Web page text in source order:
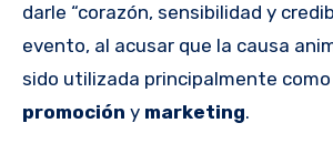
darle “corazón, sensibilidad y
evento, al acusar que la causa
sido utilizada principalmente
promoción y marketing.